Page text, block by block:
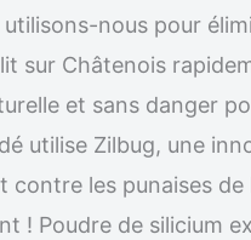
nous pour
sur Châtenois
et sans danger
utilise Zilbug, une
contre les punaises de
! Poudre de silicium